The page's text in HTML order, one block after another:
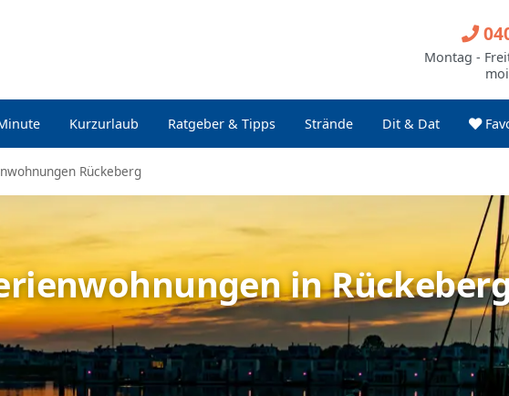
Kurzurlaub Ratgeber & Tipps Strände Dit & Dat
Montag -
Rückeberg
in